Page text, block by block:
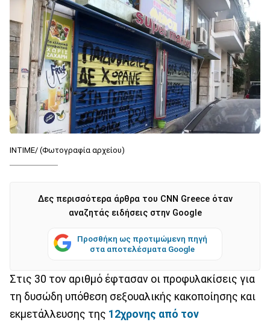
INTIME/ (Φωτογραφία αρχείου)
Δες περισσότερα άρθρα του CNN Greece όταν
αναζητάς ειδήσεις στην Google
Προσθήκη ως προτιμώμενη πηγή
στα αποτελέσματα Google
Στις 30 τον αριθμό έφτασαν οι προφυλακίσεις για
τη δυσώδη υπόθεση σεξουαλικής κακοποίησης και
εκμετάλλευσης της 12χρονης από τον